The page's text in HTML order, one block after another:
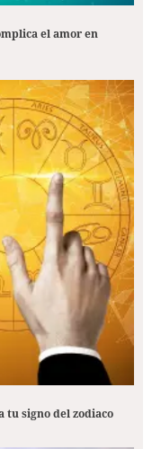
el amor en
tu signo del zodiaco